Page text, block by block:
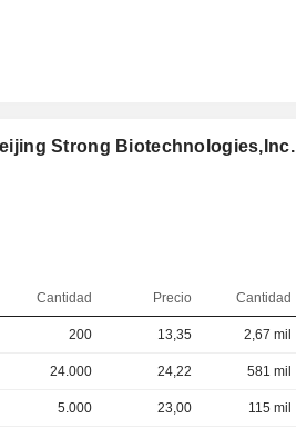
Strong Biotechnologies,Inc.
Cantidad Precio Cantidad
200 13,35 2,67 mil
24.000 24,22 581 mil
5.000 23,00 115 mil